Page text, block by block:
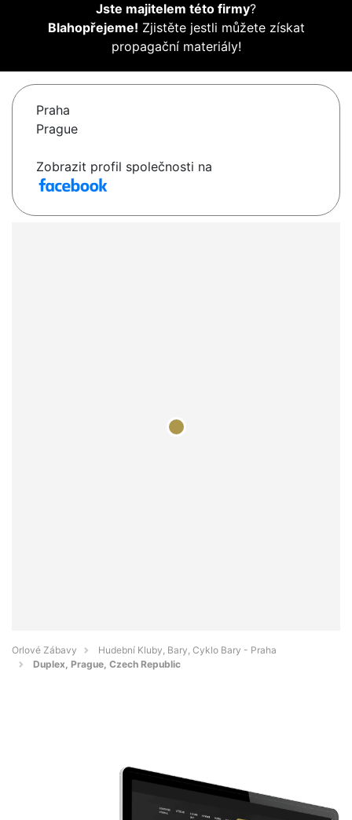
Jste majitelem této firmy?
Blahopřejeme! Zjistěte jestli můžete získat
propagační materiály!
Praha
Prague
Zobrazit profil společnosti na
Orlové Zábavy
Hudební Kluby, Bary, Cyklo Bary - Praha
Duplex, Prague, Czech Republic